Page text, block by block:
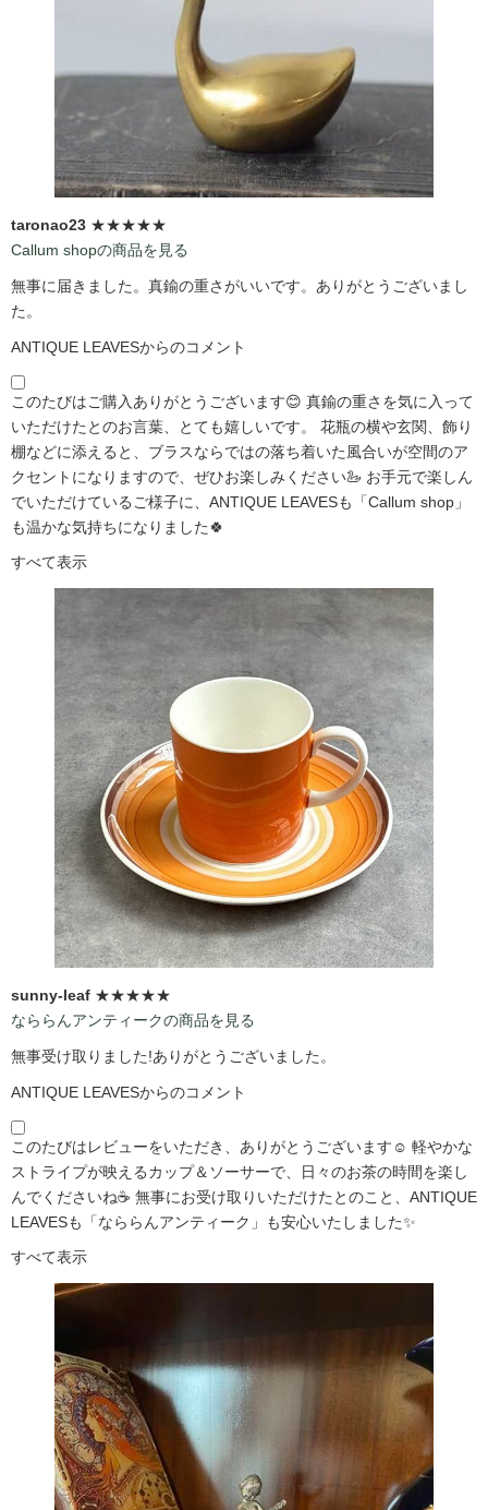
taronao23 ★★★★★
Callum shopの商品を見る
無事に届きました。真鍮の重さがいいです。ありがとうございまし
た。
ANTIQUE LEAVESからのコメント
このたびはご購入ありがとうございます😊 真鍮の重さを気に入って
いただけたとのお言葉、とても嬉しいです。 花瓶の横や玄関、飾り
棚などに添えると、ブラスならではの落ち着いた風合いが空間のア
クセントになりますので、ぜひお楽しみください🦢 お手元で楽しん
でいただけているご様子に、ANTIQUE LEAVESも「Callum shop」
も温かな気持ちになりました🍀
すべて表示
sunny-leaf ★★★★★
なららんアンティークの商品を見る
無事受け取りました!ありがとうございました。
ANTIQUE LEAVESからのコメント
このたびはレビューをいただき、ありがとうございます☺️ 軽やかな
ストライプが映えるカップ＆ソーサーで、日々のお茶の時間を楽し
んでくださいね☕ 無事にお受け取りいただけたとのこと、ANTIQUE
LEAVESも「なららんアンティーク」も安心いたしました✨
すべて表示